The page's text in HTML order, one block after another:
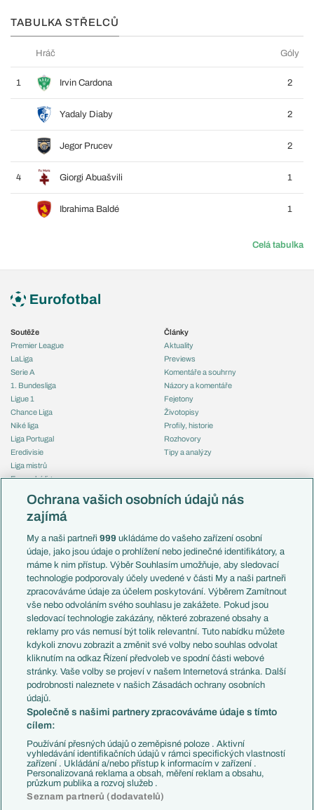
TABULKA STŘELCŮ
Hráč Góly
1 Irvin Cardona 2
Yadaly Diaby 2
Jegor Prucev 2
4 Giorgi Abuašvili 1
Ibrahima Baldé 1
Celá tabulka
Soutěže
Premier League
LaLiga
Serie A
1. Bundesliga
Ligue 1
Chance Liga
Niké liga
Liga Portugal
Eredivisie
Liga mistrů
Evropská liga
Mistrovství světa
Liga národů
Témata
Představení týmů MS
EuroSkauting
PL v kostce
Evropské koeficienty
Přestupy
Přestupové spekulace
Zranění
Kluby
Arsenal FC
Chelsea FC
Manchester United
AC Milán
Juventus FC
Bayern Mnichov
FC Barcelona
Real Madrid
Články
Aktuality
Previews
Komentáře a souhrny
Názory a komentáře
Fejetony
Životopisy
Profily, historie
Rozhovory
Tipy a analýzy
Česko
Francie
Itálie
Německo
Španělsko
Argentina
Brazílie
Přestupy
Zápasy
Livescore
Tipovací soutěž
Ochrana vašich osobních údajů nás
zajímá
My a naši partneři999 ukládáme do vašeho zařízení osobní
údaje, jako jsou údaje o prohlížení nebo jedinečné identifikátory, a
máme k nim přístup. Výběr Souhlasím umožňuje, aby sledovací
technologie podporovaly účely uvedené v části My a naši partneři
zpracováváme údaje za účelem poskytování. Výběrem Zamítnout
vše nebo odvoláním svého souhlasu je zakážete. Pokud jsou
sledovací technologie zakázány, některé zobrazené obsahy a
reklamy pro vás nemusí být tolik relevantní. Tuto nabídku můžete
kdykoli znovu zobrazit a změnit své volby nebo souhlas odvolat
kliknutím na odkaz Řízení předvoleb ve spodní části webové
stránky. Vaše volby se projeví v našem Internetová stránka. Další
podrobnosti naleznete v našich Zásadách ochrany osobních
údajů.
Společně s našimi partnery zpracováváme údaje s tímto
cílem:
Používání přesných údajů o zeměpisné poloze . Aktivní
vyhledávání identifikačních údajů v rámci specifických vlastností
zařízení . Ukládání a/nebo přístup k informacím v zařízení .
Personalizovaná reklama a obsah, měření reklam a obsahu,
průzkum publika a rozvoj služeb .
Seznam partnerů (dodavatelů)